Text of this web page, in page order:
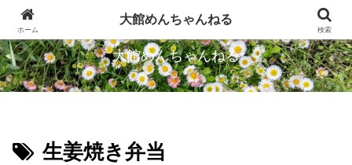
忠犬ハチ公のふるさとから発信します
大館めんちゃんねる
生姜焼き弁当
ホーム
大館めんちゃんねる
検索